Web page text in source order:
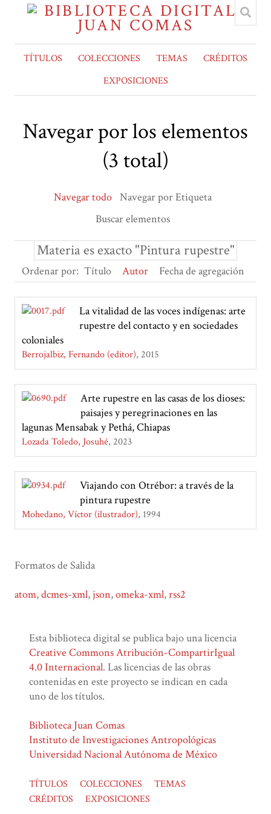
TÍTULOS COLECCIONES TEMAS
CRÉDITOS
EXPOSICIONES
Navegar por los elementos
(3 total)
Navegar todo Navegar por Etiqueta
Buscar elementos
Materia es exacto "Pintura rupestre"
Ordenar por: Título Autor Fecha de agregación
La vitalidad de las voces indígenas: arte
rupestre del contacto y en sociedades
coloniales
Berrojalbiz, Fernando (editor) 2015
Arte rupestre en las casas de los dioses:
paisajes y peregrinaciones en las
lagunas Mensabak y Pethá, Chiapas
Lozada Toledo, Josuhé 2023
Viajando con Otrébor: a través de la
pintura rupestre
Mohedano, Víctor (ilustrador) 1994
Formatos de Salida
atom,dcmes-xml, json,omeka-xml,rss2
Esta biblioteca digital se publica bajo una licencia
Creative Commons Atribución-CompartirIgual
4.0 Internacional. Las licencias de las obras
contenidas en este proyecto se indican en cada
uno de los títulos.
Biblioteca Juan Comas
Instituto de Investigaciones Antropológicas
Universidad Nacional Autónoma de México
TÍTULOS COLECCIONES
TEMAS
CRÉDITOS
EXPOSICIONES